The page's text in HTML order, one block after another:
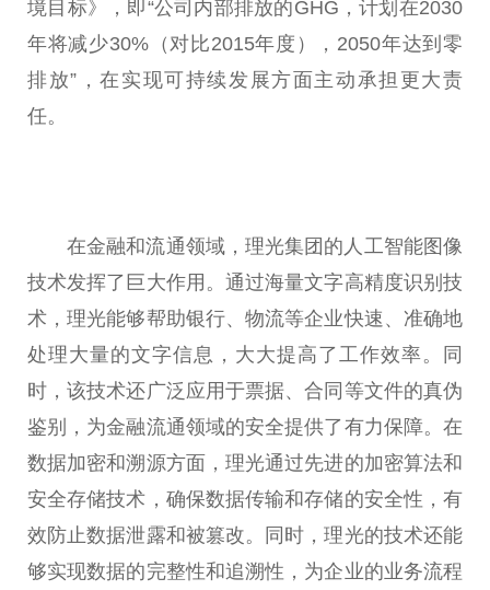
境目标》，即“公司内部排放的GHG，计划在2030
年将减少30%（对比2015年度），2050年达到零
排放”，在实现可持续发展方面主动承担更大责
任。
在金融和流通领域，理光集团的人工智能图像
技术发挥了巨大作用。通过海量文字高精度识别技
术，理光能够帮助银行、物流等企业快速、准确地
处理大量的文字信息， 大大提高了工作效率。同
时，该技术还广泛应用于票据、合同等文件的真伪
鉴别，为金融流通领域的安全提供了有力保障。在
数据加密和溯源方面，理光通过先进的加密算法和
安全存储技术，确保数据传输和存储的安全性 ，有
效防止数据泄露和被篡改。同时，理光的技术还能
够实现数据的完整性和追溯性 ，为企业的业务流程